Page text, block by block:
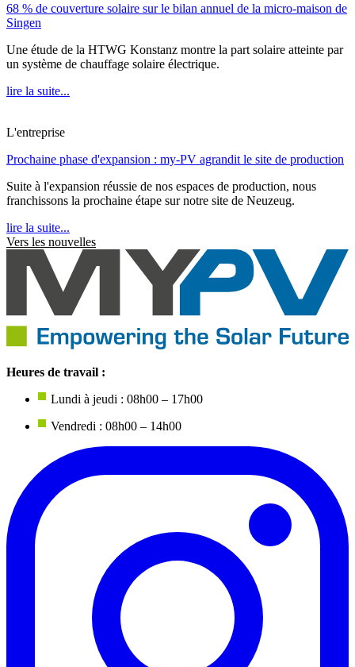
68 % de couverture solaire sur le bilan annuel de la micro-maison de
Singen
Une étude de la HTWG Konstanz montre la part solaire atteinte par
un système de chauffage solaire électrique.
lire la suite...
L'entreprise
Prochaine phase d'expansion : my-PV agrandit le site de production
Suite à l'expansion réussie de nos espaces de production, nous
franchissons la prochaine étape sur notre site de Neuzeug.
lire la suite...
Vers les nouvelles
Heures de travail :
Lundi à jeudi : 08h00 – 17h00
Vendredi : 08h00 – 14h00